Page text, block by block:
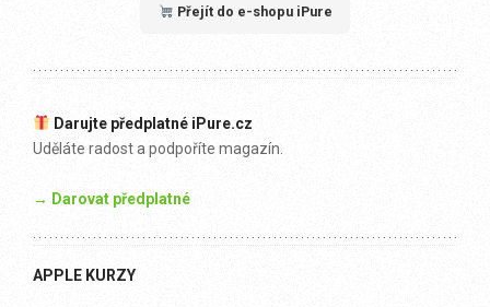
Přejít do e-shopu iPure
Darujte předplatné iPure.cz
Uděláte radost a podpoříte magazín.
→ Darovat předplatné
APPLE KURZY